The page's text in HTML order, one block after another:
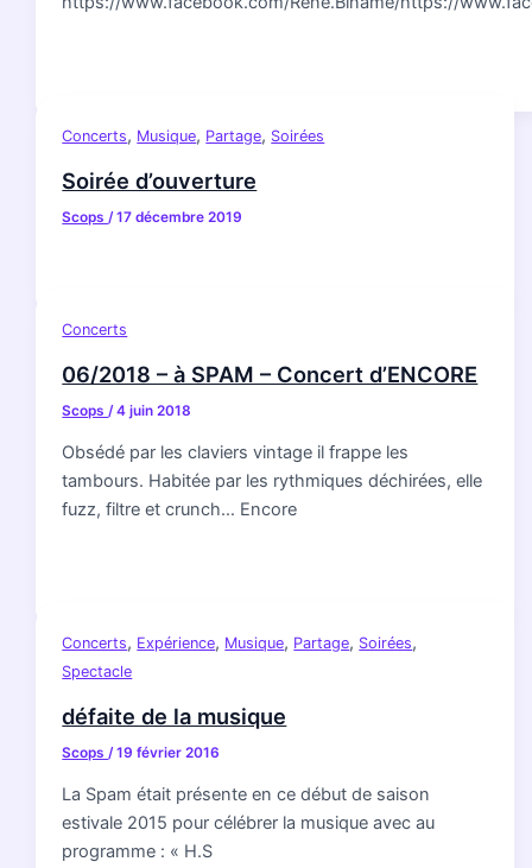
Concerts, Musique, Partage, Soirées
Soirée d’ouverture
Scops /17 décembre 2019
Concerts
06/2018 – à SPAM – Concert d’ENCORE
Scops /4 juin 2018
Obsédé par les claviers vintage il frappe les
tambours. Habitée par les rythmiques déchirées, elle
fuzz, filtre et crunch… Encore
Concerts, Expérience, Musique, Partage, Soirées,
Spectacle
défaite de la musique
Scops /19 février 2016
La Spam était présente en ce début de saison
estivale 2015 pour célébrer la musique avec au
programme : « H.S